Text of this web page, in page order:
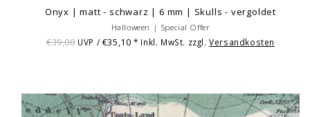
Onyx | matt - schwarz | 6 mm | Skulls - vergoldet
Halloween | Special Offer
€39,00 UVP / €35,10* Inkl. MwSt. zzgl.Versandkosten